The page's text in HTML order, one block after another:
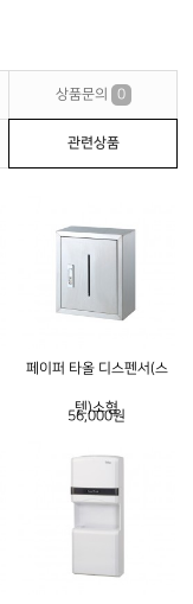
상품문의 0
관련상품
페이퍼 타올 디스펜서(스
텐)소형
56,000원